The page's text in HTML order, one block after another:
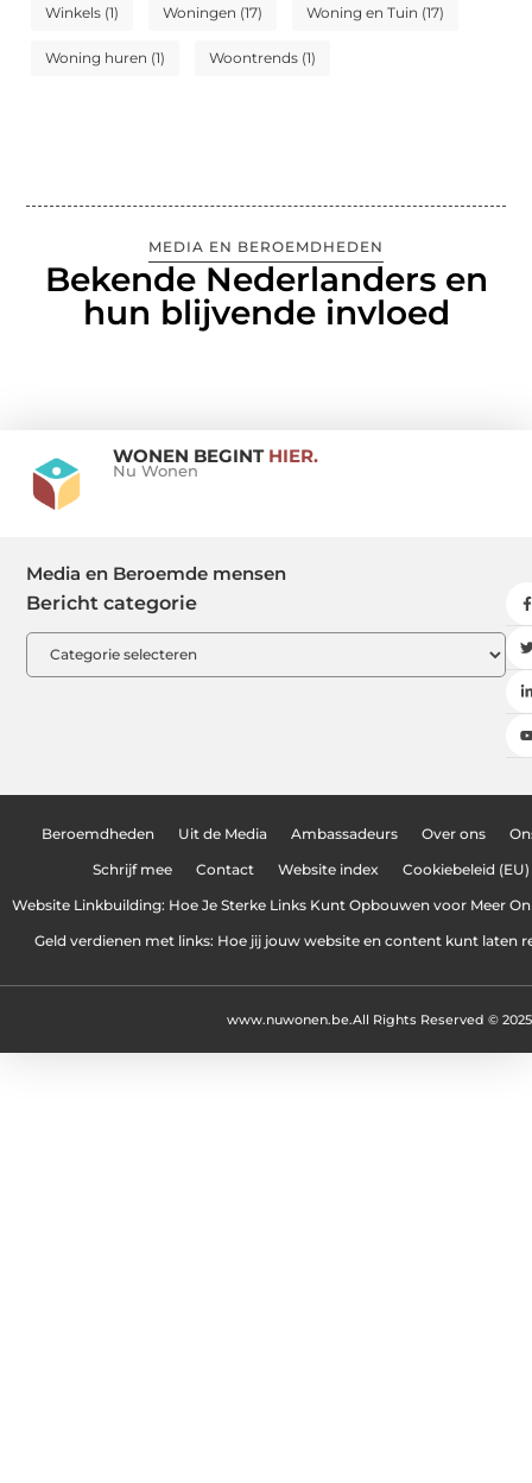
Winkels (1) Woningen (17) Woning en Tuin (17)
Woning huren (1) Woontrends (1)
MEDIA EN BEROEMDHEDEN
Bekende Nederlanders en
hun blijvende invloed
WONEN BEGINT HIER.
Nu Wonen
Media en Beroemde mensen
Bericht categorie
Beroemdheden Uit de Media Ambassadeurs Over ons
Schrijf mee Contact Website index Cookiebeleid (EU)
Website Linkbuilding: Hoe Je Sterke Links Kunt Opbouwen voor Meer
Geld verdienen met links: Hoe jij jouw website en content kunt laten
All Rights Reserved © 2025
www.nuwonen.be.